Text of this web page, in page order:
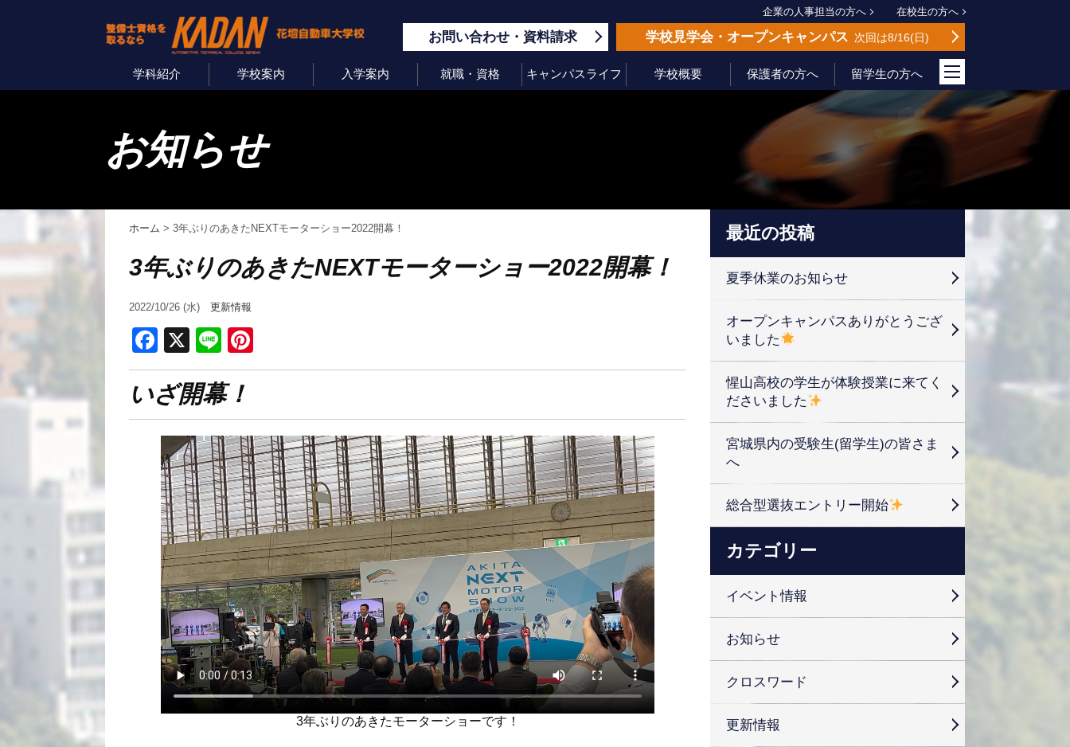
企業の人事担当の方へ 在校生の方へ
お問い合わせ 資料請求 学校見学会 オープンキャンパス 次回は8/16 日
学科紹介 学校案内 入学案内 就職・資格 キャンパスライフ 学校概要 保護者の方へ 留学生の方へ
お知らせ
ホーム > 3年ぶりのあきたNEXTモーターショー2022開幕！
3年ぶりのあきたNEXTモーターショー2022開幕！
2022/10/26 (水) 更新情報
Facebook
X Line
いざ開幕！
3年ぶりのあきたモーターショーです！
最近の投稿
夏季休業のお知らせ
オープンキャンパスありがとうござ
いました
惺山高校の学生が体験授業に来てく
ださいました
宮城県内の受験生(留学生)の皆さま
へ
総合型選抜エントリー開始
カテゴリー
イベント情報
お知らせ
クロスワード
更新情報